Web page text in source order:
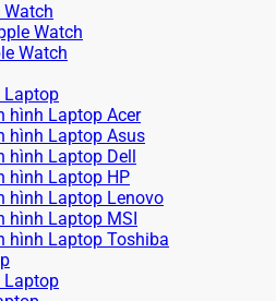
Watch
Watch
Laptop
hình Laptop Acer
hình Laptop Asus
hình Laptop Dell
hình Laptop HP
hình Laptop Lenovo
hình Laptop MSI
hình Laptop Toshiba
Laptop